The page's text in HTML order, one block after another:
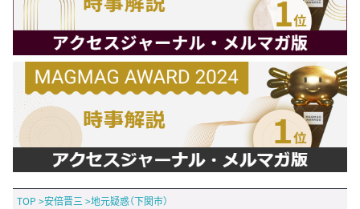
TOP >安倍晋三 >地元疑惑（下関市）